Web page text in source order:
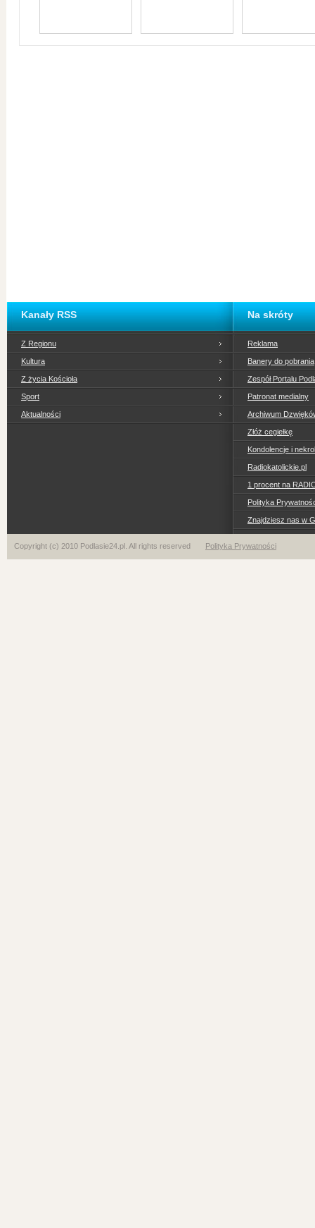
Kanały RSS
Z Regionu
Kultura
Z życia Kościoła
Sport
Aktualności
Na skróty
Reklama
Banery do pobrania
Zespół Portalu
Patronat medialny
Archiwum
Złóż cegiełkę
Kondolencje i
Radiokatolickie.pl
1 procent na
Polityka
Znajdziesz nas w
Copyright (c) 2010 Podlasie24.pl. All rights reserved Polityka Prywatności